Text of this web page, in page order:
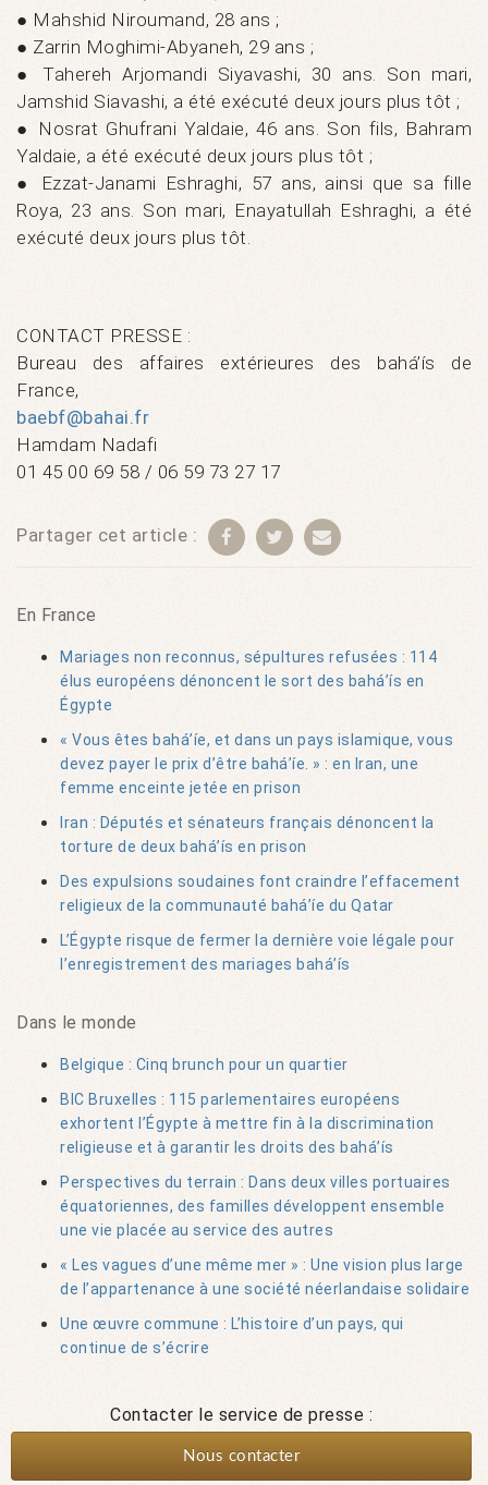
● Mahshid Niroumand, 28 ans ;
● Zarrin Moghimi-Abyaneh, 29 ans ;
● Tahereh Arjomandi Siyavashi, 30 ans. Son mari,
Jamshid Siavashi, a été exécuté deux jours plus tôt ;
● Nosrat Ghufrani Yaldaie, 46 ans. Son fils, Bahram
Yaldaie, a été exécuté deux jours plus tôt ;
● Ezzat-Janami Eshraghi, 57 ans, ainsi que sa fille
Roya, 23 ans. Son mari, Enayatullah Eshraghi, a été
exécuté deux jours plus tôt.
CONTACT PRESSE :
Bureau des affaires extérieures des bahá’ís de
France,
baebf@bahai.fr
Hamdam Nadafi
01 45 00 69 58 / 06 59 73 27 17
Partager cet article :
En France
Mariages non reconnus, sépultures refusées : 114
élus européens dénoncent le sort des bahá’ís en
Égypte
« Vous êtes bahá’íe, et dans un pays islamique, vous
devez payer le prix d’être bahá’íe. » : en Iran, une
femme enceinte jetée en prison
Iran : Députés et sénateurs français dénoncent la
torture de deux bahá’ís en prison
Des expulsions soudaines font craindre l’effacement
religieux de la communauté bahá’íe du Qatar
L’Égypte risque de fermer la dernière voie légale pour
l’enregistrement des mariages bahá’ís
Dans le monde
Belgique : Cinq brunch pour un quartier
BIC Bruxelles : 115 parlementaires européens
exhortent l’Égypte à mettre fin à la discrimination
religieuse et à garantir les droits des bahá’ís
Perspectives du terrain : Dans deux villes portuaires
équatoriennes, des familles développent ensemble
une vie placée au service des autres
« Les vagues d’une même mer » : Une vision plus large
de l’appartenance à une société néerlandaise solidaire
Une œuvre commune : L’histoire d’un pays, qui
continue de s’écrire
Contacter le service de presse :
Nous contacter